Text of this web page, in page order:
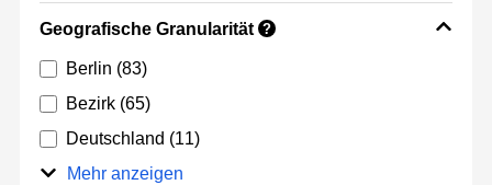
Geografische Granularität ?
Berlin (83)
Bezirk (65)
Deutschland (11)
Mehr anzeigen